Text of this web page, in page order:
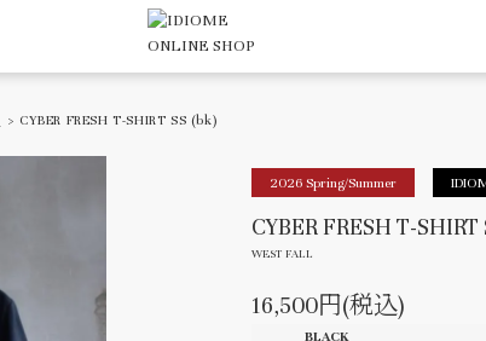
> CYBER FRESH T-SHIRT SS (bk)
2026 Spring/Summer
CYBER FRESH T-SHIRT
WEST FALL
16,500円(税込)
BLACK